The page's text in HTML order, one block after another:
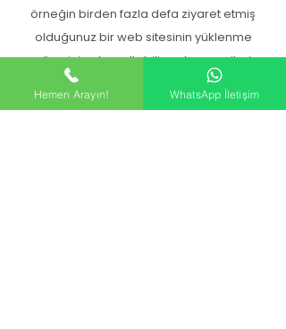
örneğin birden fazla defa ziyaret etmiş
olduğunuz bir web sitesinin yüklenme
süresini çok azaltabilir ve bazı verileri
tekrar girmenizi kolaylaştırabilir. Dilerseniz
bilgisayarınızda çerez saklanmasını
Hemen Arayın! WhatsApp İletişim